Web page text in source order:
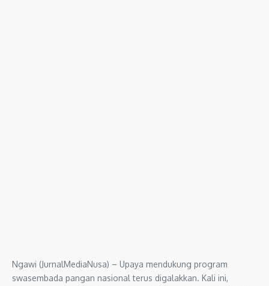
Ngawi (JurnalMediaNusa) – Upaya mendukung program
swasembada pangan nasional terus digalakkan. Kali ini,